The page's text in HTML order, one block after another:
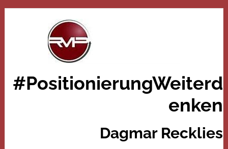
#PositionierungWeiterd
enken
Dagmar Recklies